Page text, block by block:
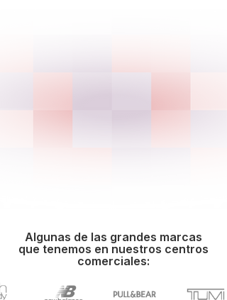
Algunas de las grandes marcas
que tenemos en nuestros centros
comerciales: